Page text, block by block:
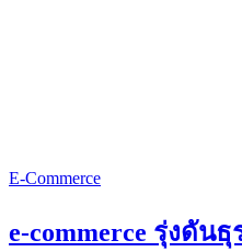
E-Commerce
e-commerce รุ่งดัน